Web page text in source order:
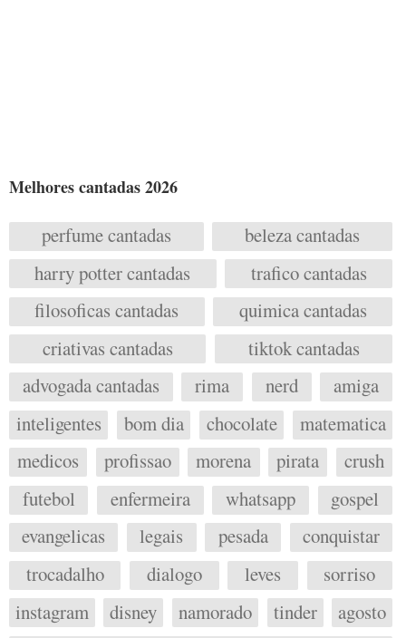
Melhores cantadas 2026
perfume cantadas
beleza cantadas
harry potter cantadas
trafico cantadas
filosoficas cantadas
quimica cantadas
criativas cantadas
tiktok cantadas
advogada cantadas
rima nerd
amiga
inteligentes
bom dia chocolate
matematica
medicos
profissao morena pirata
crush
futebol
enfermeira whatsapp
gospel
evangelicas
legais pesada
conquistar
trocadalho
dialogo leves
sorriso
instagram
disney namorado tinder
agosto